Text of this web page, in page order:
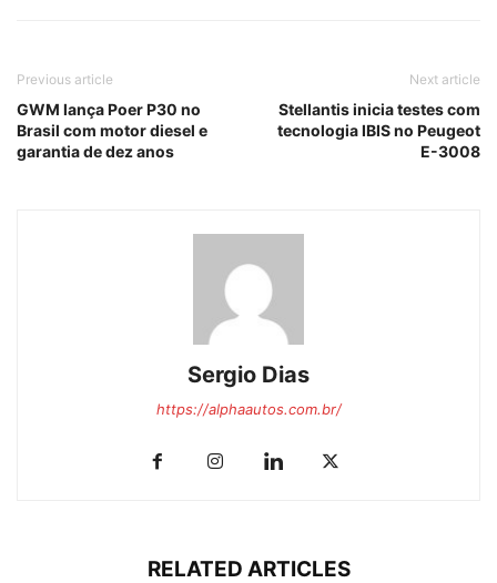
Previous article
GWM lança Poer P30 no
Brasil com motor diesel e
garantia de dez anos
Next article
Stellantis inicia testes com
tecnologia IBIS no Peugeot
E-3008
Sergio Dias
https://alphaautos.com.br/
RELATED ARTICLES